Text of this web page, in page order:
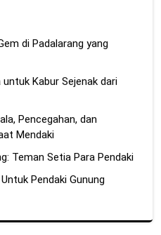
di Padalarang yang
Kabur Sejenak dari
Pencegahan, dan
Mendaki
Teman Setia Para Pendaki
Pendaki Gunung